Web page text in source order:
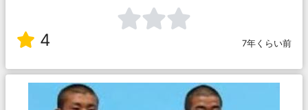
4 7年くらい前